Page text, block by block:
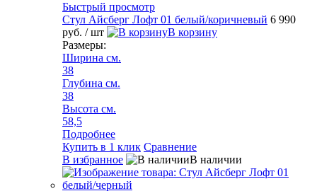
Быстрый просмотр
Стул Айсберг Лофт 01 белый/коричневый 6 990
руб. / шт
В корзину
Размеры:
Ширина см.
38
Глубина см.
38
Высота см.
58,5
Подробнее
Купить в 1 клик Сравнение
В избранное
В наличии